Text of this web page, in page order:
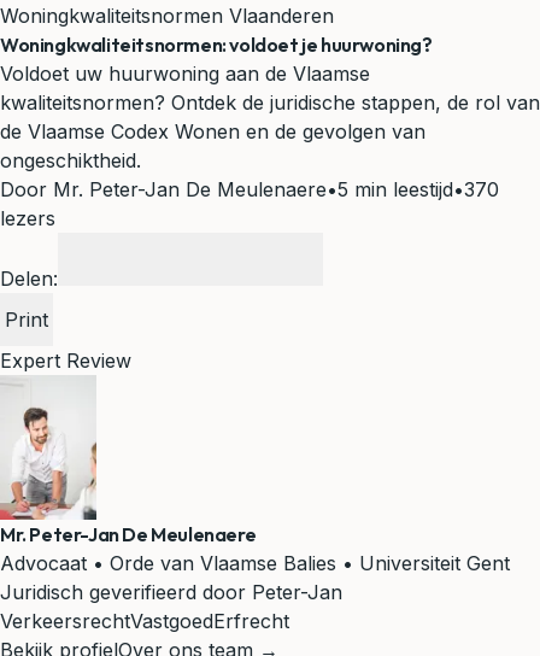
Woningkwaliteitsnormen Vlaanderen
Woningkwaliteitsnormen: voldoet je huurwoning?
Voldoet uw huurwoning aan de Vlaamse
kwaliteitsnormen? Ontdek de juridische stappen, de rol van
de Vlaamse Codex Wonen en de gevolgen van
ongeschiktheid.
Door Mr. Peter-Jan De Meulenaere•5 min leestijd•370
lezers
Delen:
Print
Expert Review
Mr. Peter-Jan De Meulenaere
Advocaat • Orde van Vlaamse Balies • Universiteit Gent
Juridisch geverifieerd door Peter-Jan
VerkeersrechtVastgoedErfrecht
Bekijk profielOver ons team →